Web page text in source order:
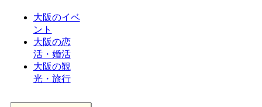
大阪のイベ
ント
大阪の恋
活・婚活
大阪の観
光・旅行